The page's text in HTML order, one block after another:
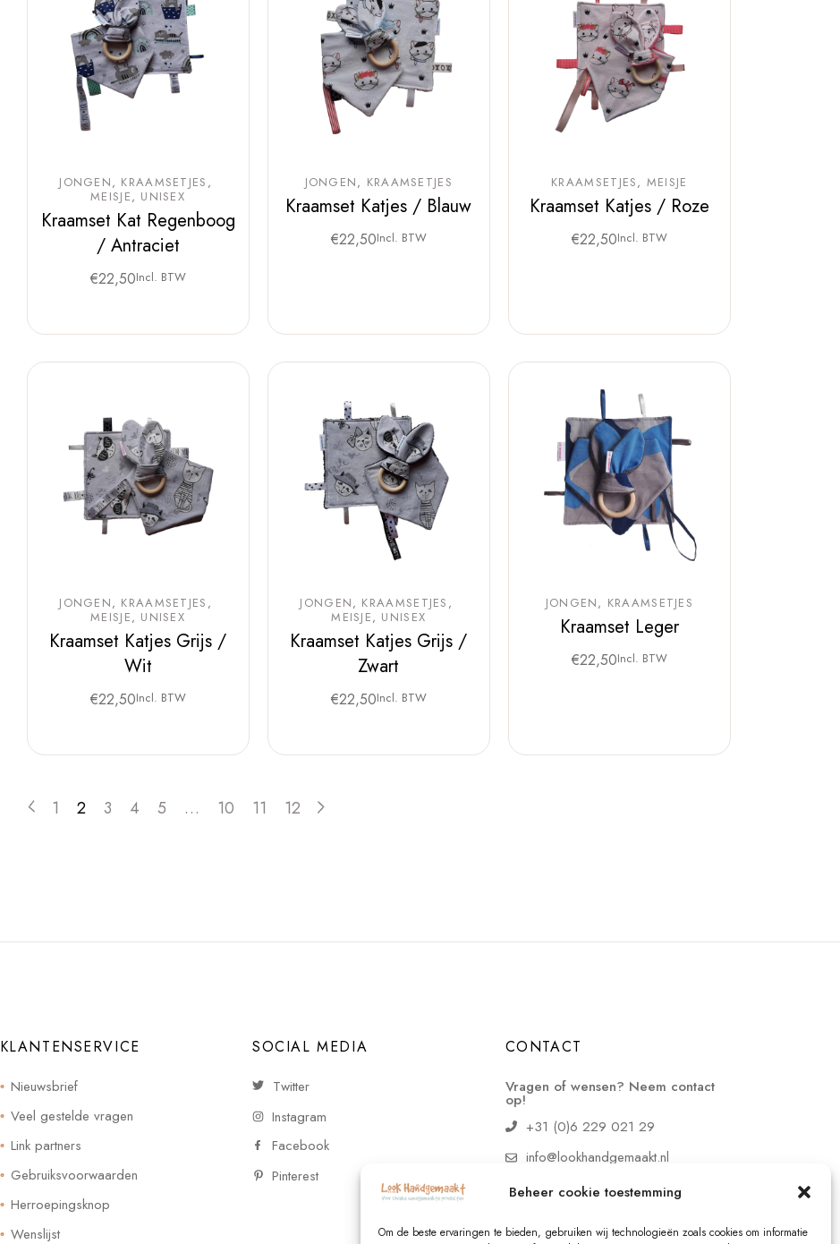
Beheer cookie toestemming
Om de beste ervaringen te bieden, gebruiken wij technologieën zoals cookies om informatie
JONGEN
KRAAMSETJES
MEISJE
UNISEX
Kraamset Kat Regenboog
/ Antraciet
€22,50Incl. BTW
JONGEN KRAAMSETJES
Kraamset Katjes / Blauw
€22,50Incl. BTW
KRAAMSETJES MEISJE
Kraamset Katjes / Roze
€22,50Incl. BTW
JONGEN
KRAAMSETJES
MEISJE
UNISEX
Kraamset Katjes Grijs /
Wit
€22,50Incl. BTW
JONGEN
KRAAMSETJES
MEISJE
UNISEX
Kraamset Katjes Grijs /
Zwart
€22,50Incl. BTW
JONGEN KRAAMSETJES
Kraamset Leger
€22,50Incl. BTW
1 2 3 4 5 … 10 11 12
KLANTENSERVICE
Nieuwsbrief
Veel gestelde vragen
Link partners
Gebruiksvoorwaarden
Herroepingsknop
Wenslijst
SOCIAL MEDIA
Twitter
Instagram
Facebook
Pinterest
CONTACT
Vragen of wensen? Neem contact
op!
+31 (0)6 229 021 29
info@lookhandgemaakt.nl